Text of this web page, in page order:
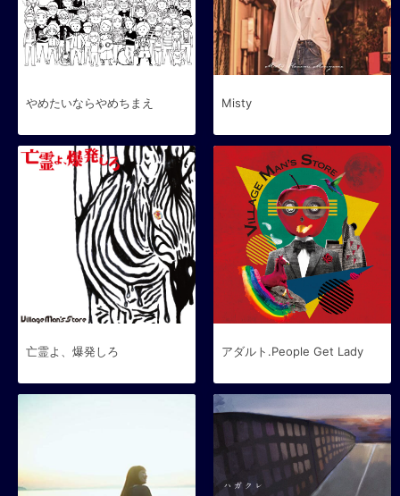
やめたいならやめちまえ Misty
亡霊よ、爆発しろ アダルト.People Get Lady